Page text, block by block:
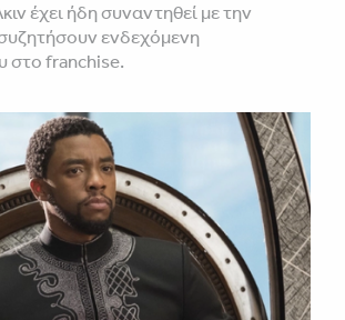
έχει ήδη συναντηθεί με την
ενδεχόμενη
στο franchise.